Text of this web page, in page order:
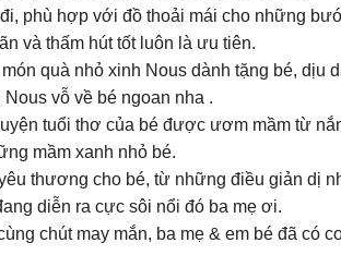
phù hợp với đồ thoải mái cho những
và thấm hút tốt luôn là ưu tiên.
quà nhỏ xinh Nous dành tặng bé, dịu
vỗ về bé ngoan nha .
tuổi thơ của bé được ươm mầm từ
mầm xanh nhỏ bé.
thương cho bé, từ những điều giản dị
diễn ra cực sôi nổi đó ba mẹ ơi.
chút may mắn, ba mẹ & em bé đã có